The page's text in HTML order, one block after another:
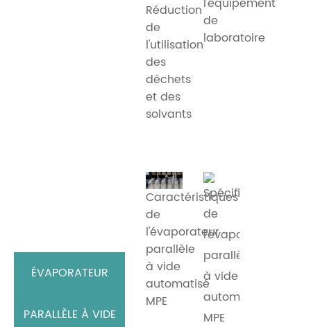
Réduction
de
l'utilisation
des
déchets
et des
solvants
l'équipement
de
laboratoire
ÉVAPORATEUR
PARALLÈLE À VIDE
Caractéristiques
de
l'évaporateur
parallèle
à vide
automatisé
MPE